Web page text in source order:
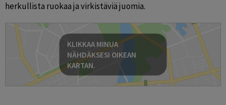
herkullista ruokaa ja virkistäviä juomia.
KLIKKAA MINUA
NÄHDÄKSESI OIKEAN
KARTAN.